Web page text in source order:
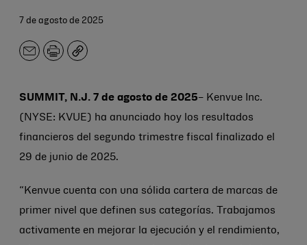
7 de agosto de 2025
CorreoImprimir
Copiar
SUMMIT, N.J. 7 de agosto de 2025– Kenvue Inc.
(NYSE: KVUE) ha anunciado hoy los resultados
financieros del segundo trimestre fiscal finalizado el
29 de junio de 2025.
“Kenvue cuenta con una sólida cartera de marcas de
primer nivel que definen sus categorías. Trabajamos
activamente en mejorar la ejecución y el rendimiento,